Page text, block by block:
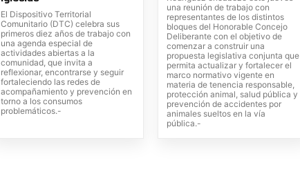
El Dispositivo Territorial
Comunitario (DTC) celebra sus
primeros diez años de trabajo con
una agenda especial de
actividades abiertas a la
comunidad, que invita a
reflexionar, encontrarse y seguir
fortaleciendo las redes de
acompañamiento y prevención en
torno a los consumos
problemáticos.-
una reunión de trabajo con
representantes de los distintos
bloques del Honorable Concejo
Deliberante con el objetivo de
comenzar a construir una
propuesta legislativa conjunta que
permita actualizar y fortalecer el
marco normativo vigente en
materia de tenencia responsable,
protección animal, salud pública y
prevención de accidentes por
animales sueltos en la vía
pública.-